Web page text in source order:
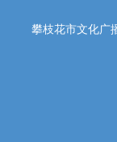
攀枝花市文化广